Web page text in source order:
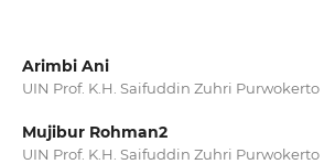
Arimbi Ani
UIN Prof. K.H. Saifuddin Zuhri Purwokerto
Mujibur Rohman2
UIN Prof. K.H. Saifuddin Zuhri Purwokerto